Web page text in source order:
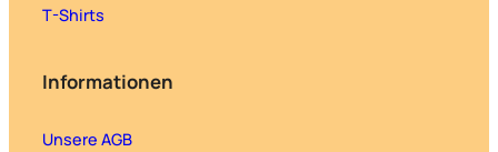
T-Shirts
Informationen
Unsere AGB